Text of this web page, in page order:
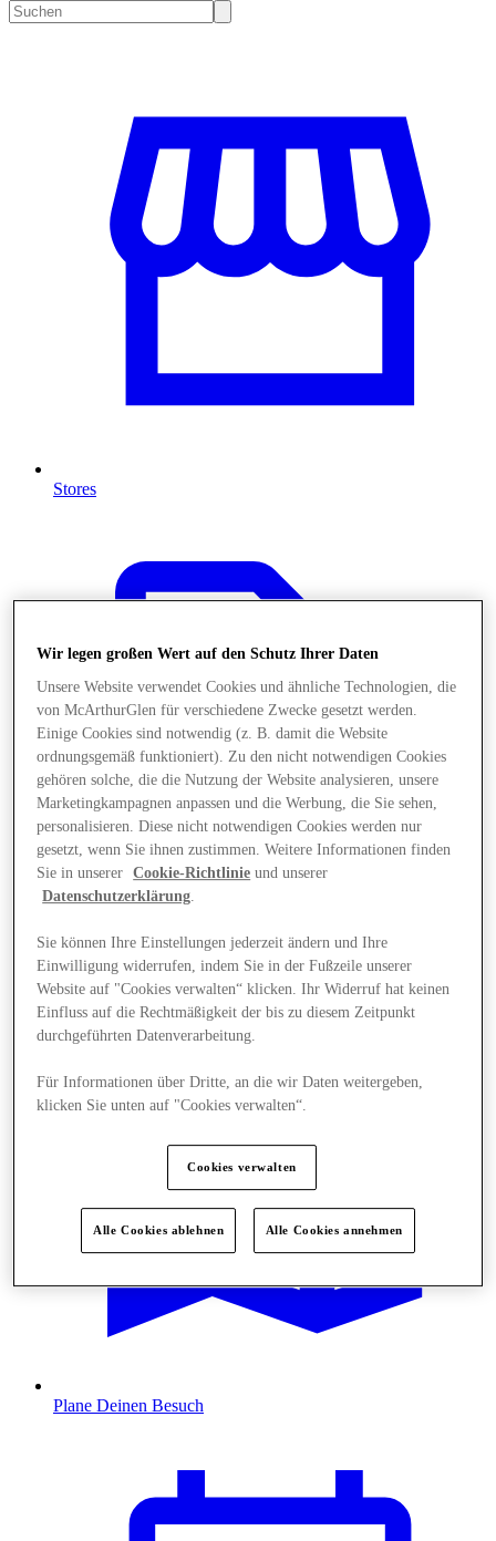
Stores
Angebote
Plane Deinen Besuch
Wir legen großen Wert auf den Schutz Ihrer Daten
Unsere Website verwendet Cookies und ähnliche Technologien, die
von McArthurGlen für verschiedene Zwecke gesetzt werden.
Einige Cookies sind notwendig (z. B. damit die Website
ordnungsgemäß funktioniert). Zu den nicht notwendigen Cookies
gehören solche, die die Nutzung der Website analysieren, unsere
Marketingkampagnen anpassen und die Werbung, die Sie sehen,
personalisieren. Diese nicht notwendigen Cookies werden nur
gesetzt, wenn Sie ihnen zustimmen. Weitere Informationen finden
Sie in unserer
Cookie-Richtlinie und unserer
Datenschutzerklärung.
Sie können Ihre Einstellungen jederzeit ändern und Ihre
Einwilligung widerrufen, indem Sie in der Fußzeile unserer
Website auf "Cookies verwalten“ klicken. Ihr Widerruf hat keinen
Einfluss auf die Rechtmäßigkeit der bis zu diesem Zeitpunkt
durchgeführten Datenverarbeitung.
Für Informationen über Dritte, an die wir Daten weitergeben,
klicken Sie unten auf "Cookies verwalten“.
Cookies verwalten
Alle Cookies ablehnen Alle Cookies annehmen